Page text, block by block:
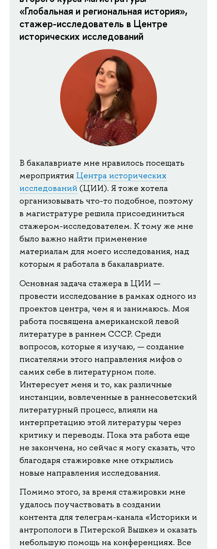
«Глобальная и региональная история»,
стажер-исследователь в Центре
исторических исследований
В бакалавриате мне нравилось посещать
мероприятия Центра исторических
исследований (ЦИИ). Я тоже хотела
организовывать что-то подобное, поэтому
в магистратуре решила присоединиться
стажером-исследователем. К тому же мне
было важно найти применение
материалам для моего исследования, над
которым я работала в бакалавриате.
Основная задача стажера в ЦИИ —
провести исследование в рамках одного из
проектов центра, чем я и занимаюсь. Моя
работа посвящена американской левой
литературе в раннем СССР. Среди
вопросов, которые я изучаю, — создание
писателями этого направления мифов о
самих себе в литературном поле.
Интересует меня и то, как различные
инстанции, вовлеченные в раннесоветский
литературный процесс, влияли на
интерпретацию этой литературы через
критику и переводы. Пока эта работа еще
не закончена, но сейчас я могу сказать, что
благодаря стажировке мне открылись
новые направления исследования.
Помимо этого, за время стажировки мне
удалось поучаствовать в создании
контента для телеграм-канала «Историки и
антропологи в Питерской Вышке» и оказать
небольшую помощь на конференциях. Все